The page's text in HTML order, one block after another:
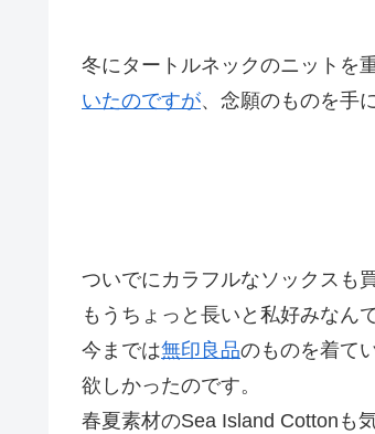
冬にタートルネックのニットを
いたのですが、念願のものを手
ついでにカラフルなソックスも
もうちょっと長いと私好みなん
今までは無印良品のものを着て
欲しかったのです。
春夏素材のSea Island Cottonも